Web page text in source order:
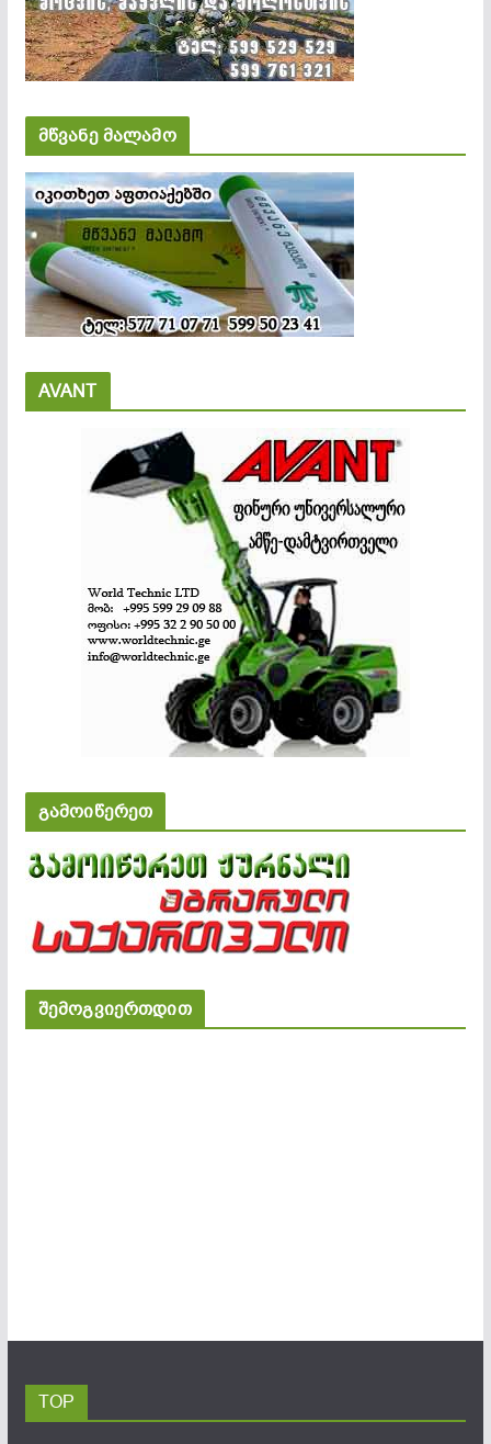
მწვანე მალამო
AVANT
გამოიწერეთ
შემოგვიერთდით
TOP